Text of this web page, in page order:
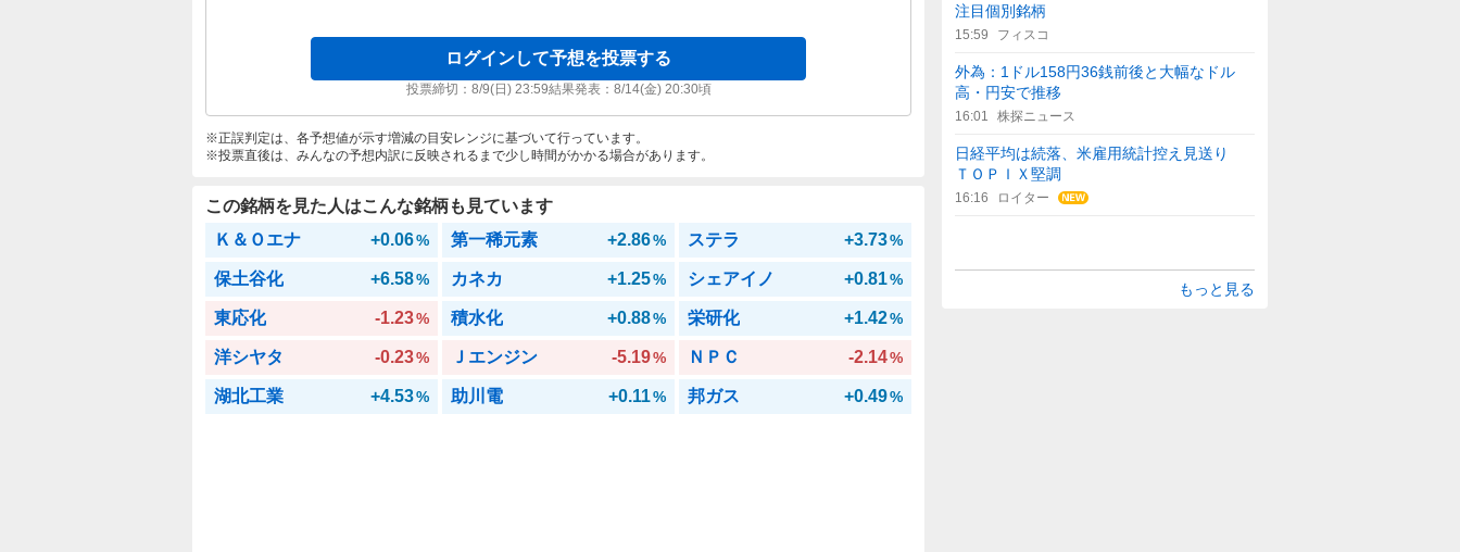
ログインして予想を投票する
投票締切： 8/9(日) 23:59結果発表： 8/14(金) 20:30頃
正誤判定は、各予想値が示す増減の目安レンジに基づいて行っています。
投票直後は、みんなの予想内訳に反映されるまで少し時間がかかる場合があります。
この銘柄を見た人はこんな銘柄も見ています
Ｋ＆Ｏエナ
+0.06% 第一稀元素 +2.86% ステラ +3.73%
保土谷化 +6.58% カネカ +1.25% シェアイノ +0.81%
東応化 -1.23% 積水化 +0.88% 栄研化 +1.42%
洋シヤタ -0.23% Ｊエンジン -5.19% ＮＰＣ -2.14%
湖北工業 +4.53% 助川電 +0.11% 邦ガス +0.49%
注目個別銘柄
15:59 フィスコ
外為：1ドル158円36銭前後と大幅なドル
高・円安で推移
16:01 株探ニュース
日経平均は続落、米雇用統計控え見送り
ＴＯＰＩＸ堅調
16:16 ロイター
もっと見る